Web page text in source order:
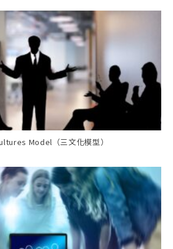
Model（三文化模型）